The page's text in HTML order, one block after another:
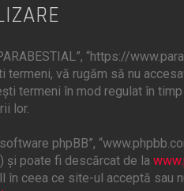
“https://
vă rugăm să nu
termeni în mod regulat în
lor.
phpBB”,
şi poate fi descărcat de la
ceea ce site-ul acceptă